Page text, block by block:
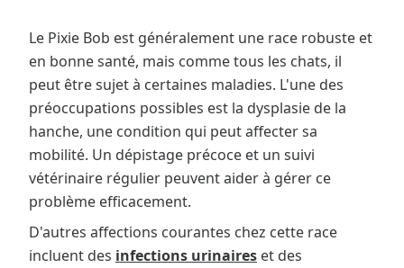
Le Pixie Bob est généralement une race robuste et
en bonne santé, mais comme tous les chats, il
peut être sujet à certaines maladies. L'une des
préoccupations possibles est la dysplasie de la
hanche, une condition qui peut affecter sa
mobilité. Un dépistage précoce et un suivi
vétérinaire régulier peuvent aider à gérer ce
problème efficacement.
D'autres affections courantes chez cette race
incluent des infections urinaires et des